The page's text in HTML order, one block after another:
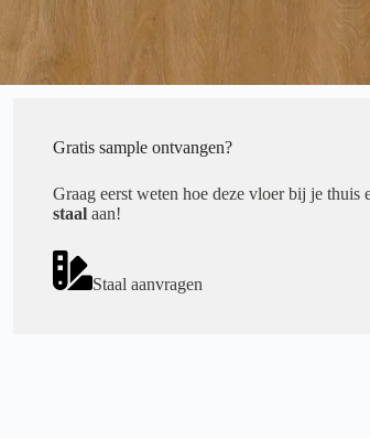
Gratis sample ontvangen?
Graag eerst weten hoe deze vloer bij je
staal aan!
Staal aanvragen